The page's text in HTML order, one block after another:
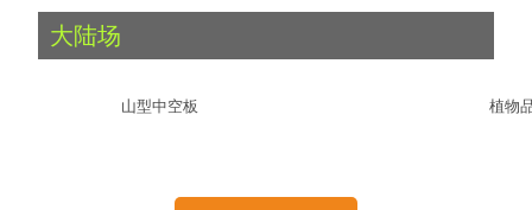
大陆场
山型中空板 植物